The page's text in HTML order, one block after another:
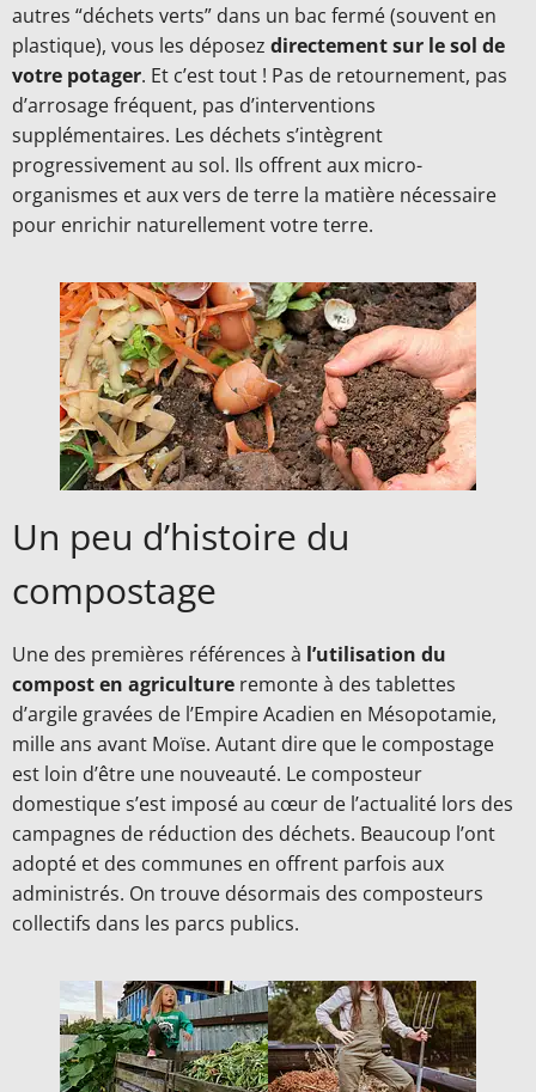
autres “déchets verts” dans un bac fermé (souvent en
plastique), vous les déposez directement sur le sol de
votre potager. Et c’est tout ! Pas de retournement, pas
d’arrosage fréquent, pas d’interventions
supplémentaires. Les déchets s’intègrent
progressivement au sol. Ils offrent aux micro-
organismes et aux vers de terre la matière nécessaire
pour enrichir naturellement votre terre.
Un peu d’histoire du
compostage
Une des premières références à l’utilisation du
compost en agriculture remonte à des tablettes
d’argile gravées de l’Empire Acadien en Mésopotamie,
mille ans avant Moïse. Autant dire que le compostage
est loin d’être une nouveauté. Le composteur
domestique s’est imposé au cœur de l’actualité lors des
campagnes de réduction des déchets. Beaucoup l’ont
adopté et des communes en offrent parfois aux
administrés. On trouve désormais des composteurs
collectifs dans les parcs publics.